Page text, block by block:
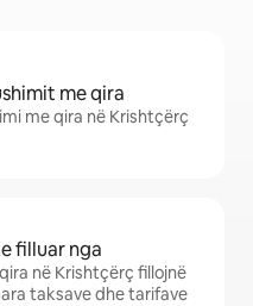
me qira
me qira në Krishtçërç
filluar nga
në Krishtçërç fillojnë
taksave dhe tarifave